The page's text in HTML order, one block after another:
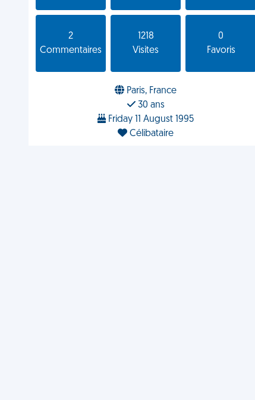
2
Commentaires
1218
Visites
0
Favoris
Paris, France
30 ans
Friday 11 August 1995
Célibataire